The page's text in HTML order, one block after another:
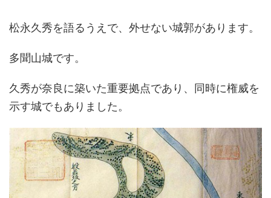
松永久秀を語るうえで、外せない城郭があります。
多聞山城です。
久秀が奈良に築いた重要拠点であり、同時に権威を
示す城でもありました。